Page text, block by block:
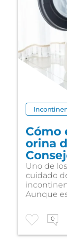
Cómo
orina
Uno de
cuidado
Aunque
0